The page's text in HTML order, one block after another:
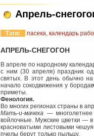
Апрель-
Тэги: пасека, календарь
АПРЕЛЬ-СНЕГОГОН
В апреле по народному
с ним (30 апреля) праздник
святых. В этот день обычно
начало сокодвижения у
приметы.
Фенология.
Во многих регионах страны в
Мать-и-мачеха — многолетнее
войлочные. Мужские цветки —
красноватыми листовыми
пчелы берут только пыльцу.